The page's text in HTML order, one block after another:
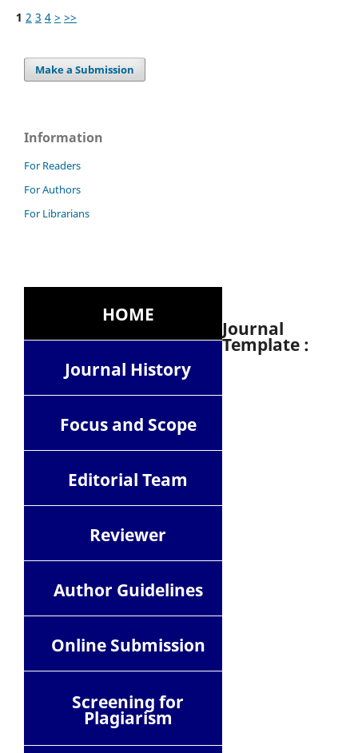
1 2 3 4 > >>
Make a Submission
Information
For Readers
For Authors
For Librarians
HOME
Journal History
Focus and Scope
Editorial Team
Reviewer
Author Guidelines
Online Submission
Screening for
Plagiarism
Journal
Template :